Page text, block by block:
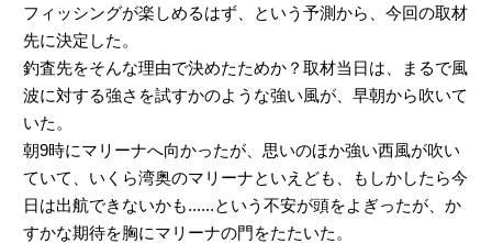
フィッシングが楽しめるはず、という予測から、今回の取材
先に決定した。
釣査先をそんな理由で決めたためか？取材当日は、まるで風
波に対する強さを試すかのような強い風が、早朝から吹いて
いた。
朝9時にマリーナへ向かったが、思いのほか強い西風が吹い
ていて、いくら湾奥のマリーナといえども、もしかしたら今
日は出航できないかも......という不安が頭をよぎったが、か
すかな期待を胸にマリーナの門をたたいた。